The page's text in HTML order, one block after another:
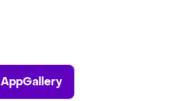
AppGallery
AppGallery